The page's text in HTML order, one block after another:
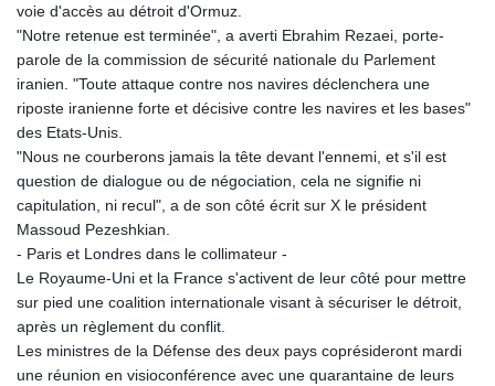
voie d'accès au détroit d'Ormuz.
"Notre retenue est terminée", a averti Ebrahim Rezaei, porte-
parole de la commission de sécurité nationale du Parlement
iranien. "Toute attaque contre nos navires déclenchera une
riposte iranienne forte et décisive contre les navires et les bases"
des Etats-Unis.
"Nous ne courberons jamais la tête devant l'ennemi, et s'il est
question de dialogue ou de négociation, cela ne signifie ni
capitulation, ni recul", a de son côté écrit sur X le président
Massoud Pezeshkian.
- Paris et Londres dans le collimateur -
Le Royaume-Uni et la France s'activent de leur côté pour mettre
sur pied une coalition internationale visant à sécuriser le détroit,
après un règlement du conflit.
Les ministres de la Défense des deux pays coprésideront mardi
une réunion en visioconférence avec une quarantaine de leurs